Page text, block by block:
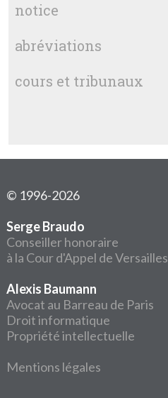
notice
abréviations
cours et tribunaux
© 1996-2026
Serge Braudo
Conseiller honoraire
à la Cour d'Appel de Versailles
Alexis Baumann
Avocat au Barreau de Paris
Droit informatique
Propriété intellectuelle
Mentions légales